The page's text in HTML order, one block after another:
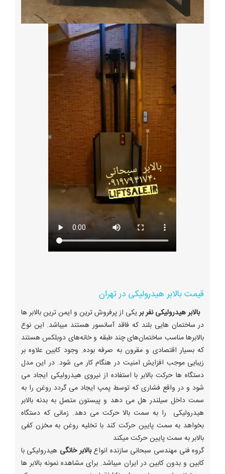
قیمت بالابر هیدرولیکی در تهران
بالابر هیدرولیکی نفر بریکی از پرفروش‌ ترین و ایمن ترین بالابر ها
در ساختمان هایی بلند که فاقد آسانسور هستند میباشد. این نوع
بالابرها مناسب ساختمان‌‌‌‌‌‌‌‌‌‌‌‌‌‌های چند طبقه و خانه‌‌‌‌‌‌‌‌‌‌‌‌‌‌های دوبلکس هستند
که بسیار اقتصادی و مقرون به صرفه بوده. وجود کابین علاوه بر
زیبایی موجب افزایش امنیت در هنگام کار می شود. در این مدل
دستگاه ها حرکت بالابر با استفاده از نیروی هیدرولیکی ایجاد می
شود و در واقع فشاری که توسط پمپ ایجاد می گردد روغن را به
سمت داخل سیلندر هل می دهد و پیستون متصل به بدنه بالابر
هیدرولیکی را به سمت بالا حرکت می دهد. زمانی که دستگاه
بخواهد به سمت پایین حرکت کند با تخلیه روغن به مخزن کفی
بالابر به سمت پایین حرکت میکند
گروه فنی مهندسی سبحانی سازنده انواعبالابر خانگی هیدرولیکی با
کابین و بدون کابین در ایران میباشد. برای مشاهده نمونه بالابر ها